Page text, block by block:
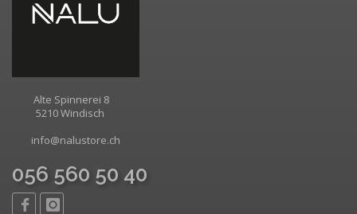
Alte Spinnerei 8
5210 Windisch
info@nalustore.ch
056 560 50 40